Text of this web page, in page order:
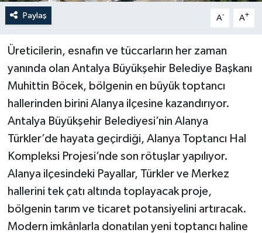
Paylaş A- A+
Üreticilerin, esnafın ve tüccarların her zaman
yanında olan Antalya Büyükşehir Belediye Başkanı
Muhittin Böcek, bölgenin en büyük toptancı
hallerinden birini Alanya ilçesine kazandırıyor.
Antalya Büyükşehir Belediyesi’nin Alanya
Türkler’de hayata geçirdiği, Alanya Toptancı Hal
Kompleksi Projesi’nde son rötuşlar yapılıyor.
Alanya ilçesindeki Payallar, Türkler ve Merkez
hallerini tek çatı altında toplayacak proje,
bölgenin tarım ve ticaret potansiyelini artıracak.
Modern imkânlarla donatılan yeni toptancı haline
Sosyal medya
Teknoloji
Televizyon
Yaşam